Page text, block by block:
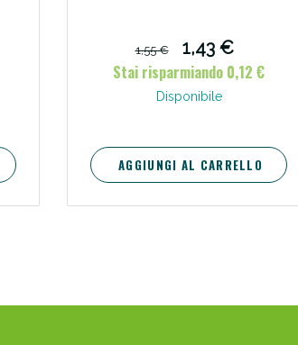
1,55 €
1,43 €
Stai risparmiando 0,12 €
Disponibile
AGGIUNGI AL CARRELLO
Sconto fino al 55% valido oggi!